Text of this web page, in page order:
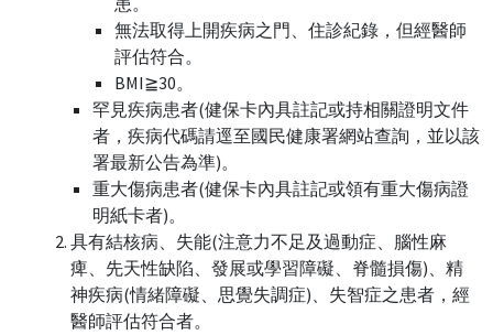
無法取得上開疾病之門、住診紀錄，但經醫師
評估符合。
BMI≧30。
罕見疾病患者(健保卡內具註記或持相關證明文件
者，疾病代碼請逕至國民健康署網站查詢，並以該
署最新公告為準)。
重大傷病患者(健保卡內具註記或領有重大傷病證
明紙卡者)。
具有結核病、失能(注意力不足及過動症、腦性麻
痺、先天性缺陷、發展或學習障礙、脊髓損傷)、精
神疾病(情緒障礙、思覺失調症)、失智症之患者，經
醫師評估符合者。